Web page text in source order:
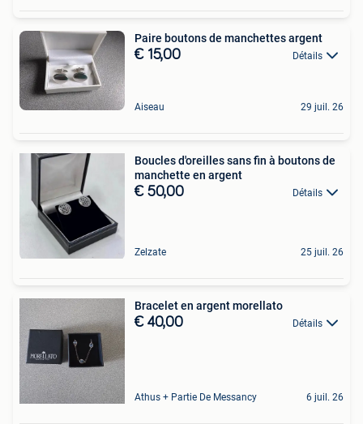
Paire boutons de manchettes argent
€ 15,00 Détails
Aiseau 29 juil. 26
Boucles d'oreilles sans fin à boutons de
manchette en argent
€ 50,00 Détails
Zelzate 25 juil. 26
Bracelet en argent morellato
€ 40,00 Détails
Athus + Partie De Messancy 6 juil. 26